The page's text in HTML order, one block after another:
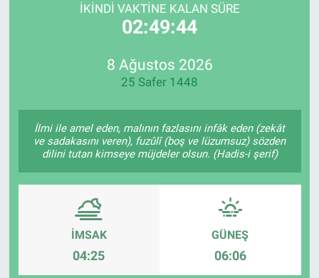
İKINDI VAKTINE KALAN SÜRE
02:49:44
8 Ağustos 2026
25 Safer 1448
İlmi ile amel eden, malının fazlasını infâk eden (zekât
ve sadakasını veren), fuzûlî (boş ve lüzumsuz) sözden
dilini tutan kimseye müjdeler olsun. (Hadis-i şerif)
İMSAK
04:25
GÜNEŞ
06:06